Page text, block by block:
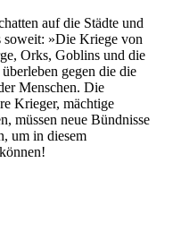
auf die Städte und
soweit: »Die Kriege von
Orks, Goblins und die
gegen die die
Menschen. Die
Krieger, mächtige
müssen neue Bündnisse
um in diesem